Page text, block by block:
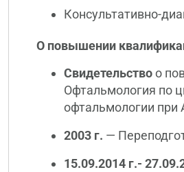
Консультативно-
О повышении
Свидетельствоо
Офтальмология по
офтальмологии
2003 г. —
15.09.2014 г.-